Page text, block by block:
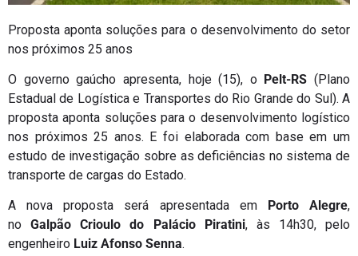
Proposta aponta soluções para o desenvolvimento do setor
nos próximos 25 anos
O governo gaúcho apresenta, hoje (15), oPelt-RS (Plano
Estadual de Logística e Transportes do Rio Grande do Sul). A
proposta aponta soluções para o desenvolvimento logístico
nos próximos 25 anos. E foi elaborada com base em um
estudo de investigação sobre as deficiências no sistema de
transporte de cargas do Estado.
A nova proposta será apresentada em Porto Alegre,
noGalpão Crioulo do Palácio Piratini, às 14h30, pelo
engenheiro Luiz Afonso Senna.